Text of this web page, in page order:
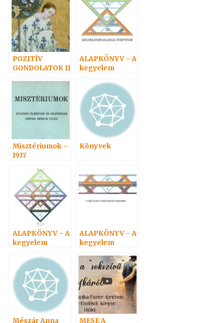
POZITÍV
GONDOLATOK 11
ALAPKÖNYV – A
kegyelem
Misztériumok –
1937
Könyvek
ALAPKÖNYV – A
kegyelem
ALAPKÖNYV – A
kegyelem
Mészár Anna
MESE A